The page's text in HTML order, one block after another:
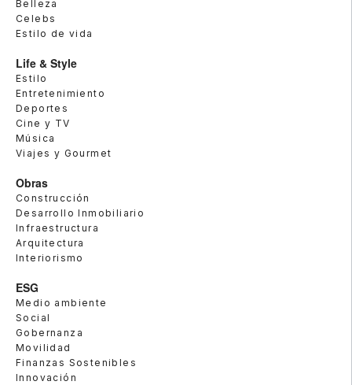
Belleza
Celebs
Estilo de vida
Life & Style
Estilo
Entretenimiento
Deportes
Cine y TV
Música
Viajes y Gourmet
Obras
Construcción
Desarrollo Inmobiliario
Infraestructura
Arquitectura
Interiorismo
ESG
Medio ambiente
Social
Gobernanza
Movilidad
Finanzas Sostenibles
Innovación